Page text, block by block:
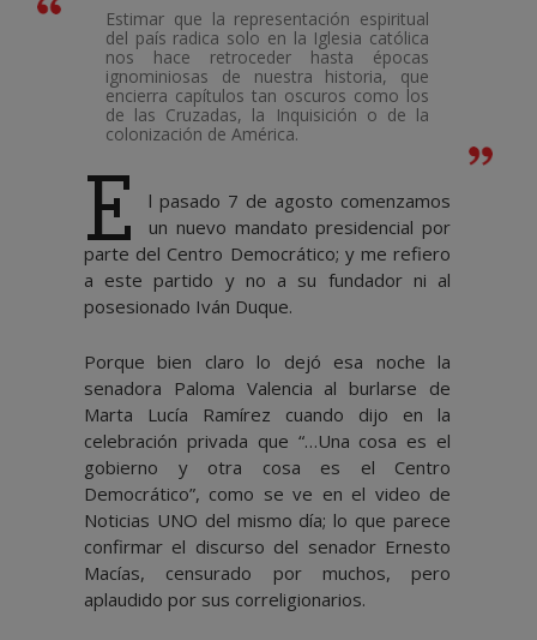
Estimar que la representación espiritual
del país radica solo en la Iglesia católica
nos hace retroceder hasta épocas
ignominiosas de nuestra historia, que
encierra capítulos tan oscuros como los
de las Cruzadas, la Inquisición o de la
colonización de América.
E
l pasado 7 de agosto comenzamos
un nuevo mandato presidencial por
parte del Centro Democrático; y me refiero
a este partido y no a su fundador ni al
posesionado Iván Duque.
Porque bien claro lo dejó esa noche la
senadora Paloma Valencia al burlarse de
Marta Lucía Ramírez cuando dijo en la
celebración privada que “…Una cosa es el
gobierno y otra cosa es el Centro
Democrático”, como se ve en el video de
Noticias UNO del mismo día; lo que parece
confirmar el discurso del senador Ernesto
Macías, censurado por muchos, pero
aplaudido por sus correligionarios.